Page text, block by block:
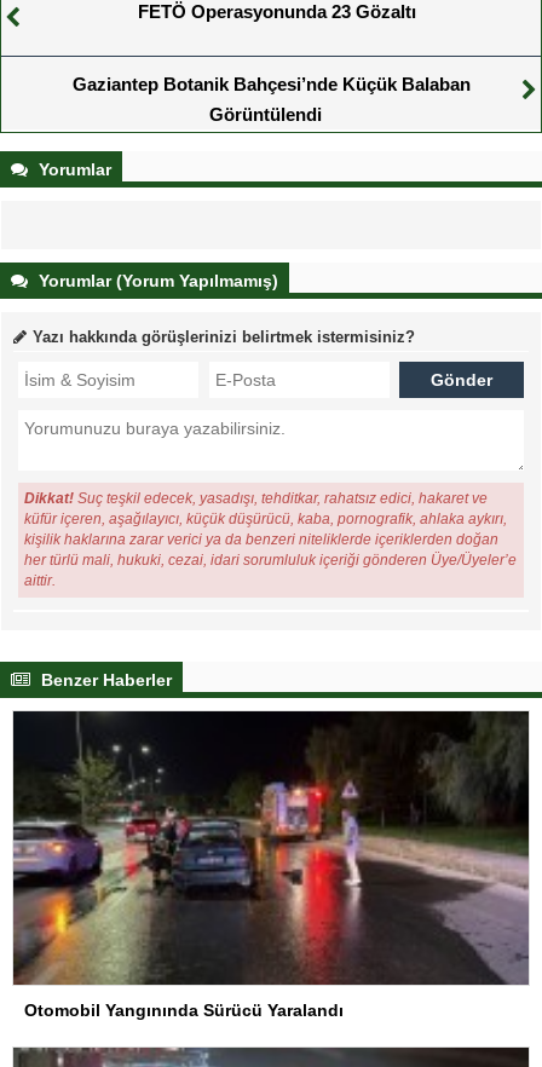
FETÖ Operasyonunda 23 Gözaltı
Gaziantep Botanik Bahçesi’nde Küçük Balaban
Görüntülendi
Yorumlar
Yorumlar (Yorum Yapılmamış)
Yazı hakkında görüşlerinizi belirtmek istermisiniz?
Dikkat! Suç teşkil edecek, yasadışı, tehditkar, rahatsız edici, hakaret ve
küfür içeren, aşağılayıcı, küçük düşürücü, kaba, pornografik, ahlaka aykırı,
kişilik haklarına zarar verici ya da benzeri niteliklerde içeriklerden doğan
her türlü mali, hukuki, cezai, idari sorumluluk içeriği gönderen Üye/Üyeler’e
aittir.
Benzer Haberler
Otomobil Yangınında Sürücü Yaralandı